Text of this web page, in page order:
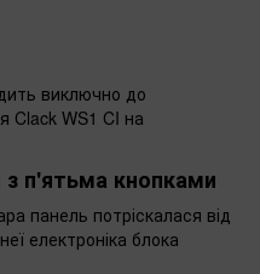
виключно до
Clack WS1 CI на
з п'ятьма кнопками
панель потріскалася від
електроніка блока